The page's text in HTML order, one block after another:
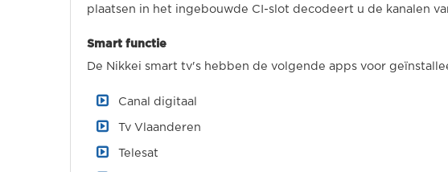
plaatsen in het ingebouwde CI-slot decodeert u de kanalen
Smart functie
De Nikkei smart tv's hebben de volgende apps voor
Canal digitaal
Tv Vlaanderen
Telesat